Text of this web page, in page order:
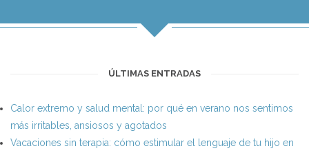
ÚLTIMAS ENTRADAS
Calor extremo y salud mental: por qué en verano nos sentimos
más irritables, ansiosos y agotados
Vacaciones sin terapia: cómo estimular el lenguaje de tu hijo en